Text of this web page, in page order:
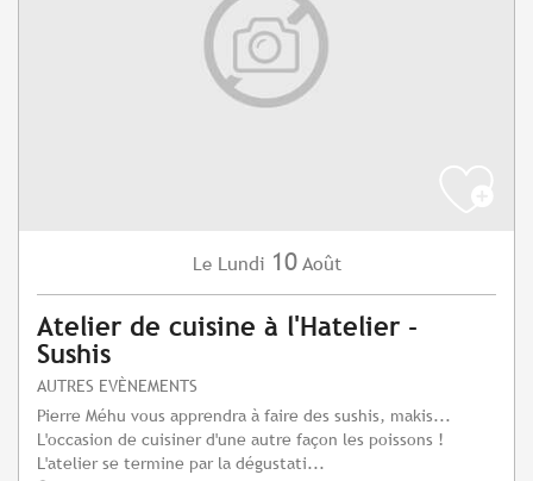
Le Lundi 10 Août
Atelier de cuisine à l'Hatelier -
Sushis
AUTRES EVÈNEMENTS
Pierre Méhu vous apprendra à faire des sushis, makis...
L'occasion de cuisiner d'une autre façon les poissons !
L'atelier se termine par la dégustati...